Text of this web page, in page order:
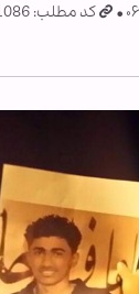
کد مطلب: 701086